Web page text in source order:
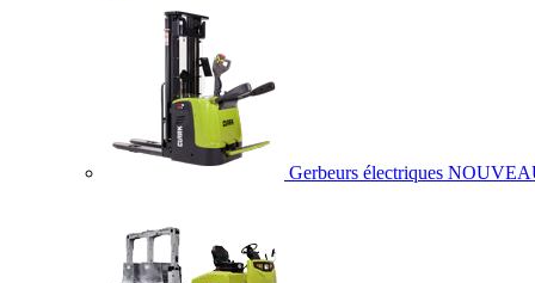
Gerbeurs électriques